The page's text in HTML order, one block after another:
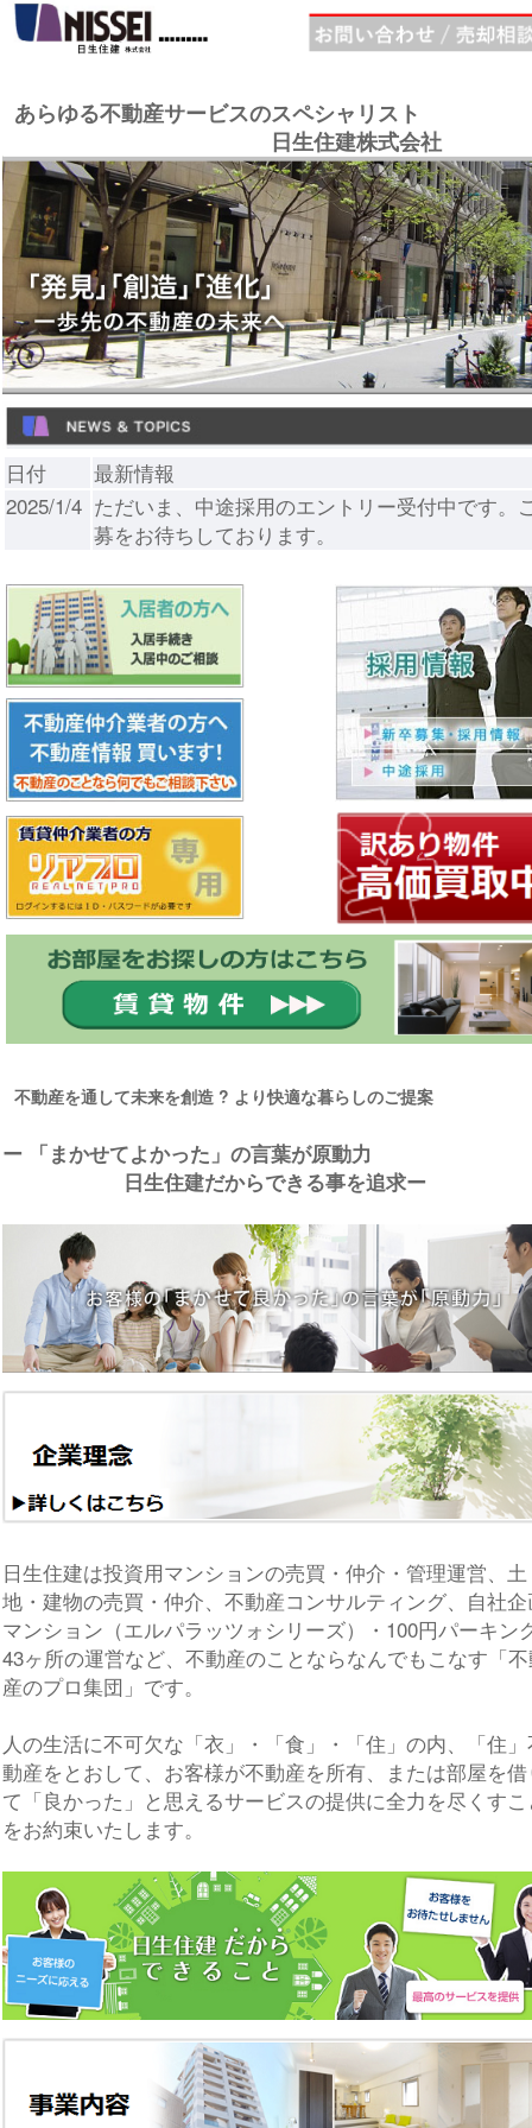
あらゆる不動産サービスのスペシャリスト
日生住建株式会社
日付
最新情報
2025/1/4 ただいま、中途採用のエントリー受付中です。
募をお待ちしております。
不動産を通して未来を創造 ? より快適な暮らしのご提案
ー 「まかせてよかった」の言葉が原動力
日生住建だからできる事を追求ー
日生住建は投資用マンションの売買・仲介・管理運営、土
地・建物の売買・仲介、不動産コンサルティング、自社
マンション（エルパラッツォシリーズ）・100円パーキン
43ヶ所の運営など、不動産のことならなんでもこなす「
産のプロ集団」です。
人の生活に不可欠な「衣」・「食」・「住」の内、「住
動産をとおして、お客様が不動産を所有、または部屋を
て「良かった」と思えるサービスの提供に全力を尽くす
をお約束いたします。